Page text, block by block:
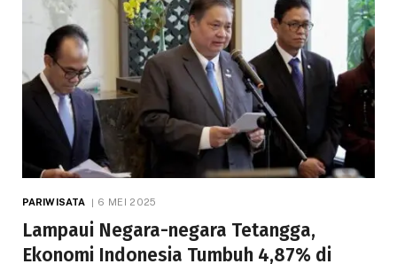
PARIWISATA 6 MEI 2025
Lampaui Negara-negara Tetangga,
Ekonomi Indonesia Tumbuh 4,87% di